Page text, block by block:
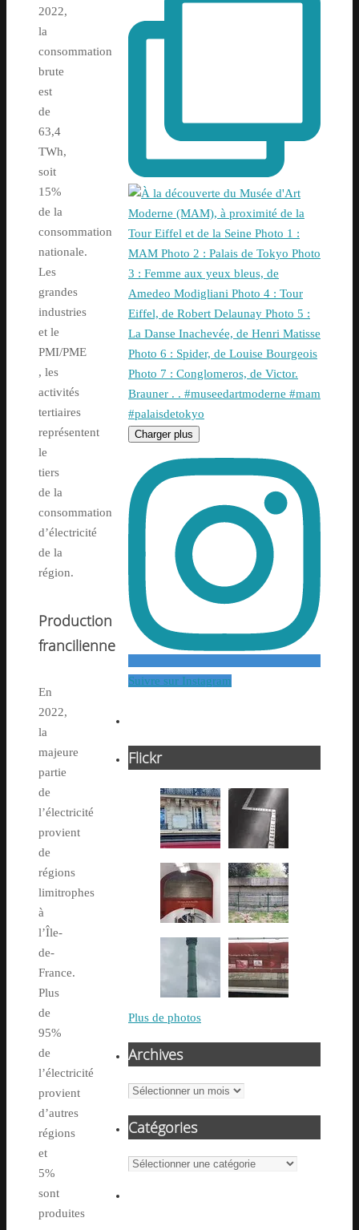
2022,
la
consommation
brute
est
de
63,4
TWh,
soit
15%
de la
consommation
nationale.
Les
grandes
industries
et le
PMI/PME
, les
activités
tertiaires
représentent
le
tiers
de la
consommation
d’électricité
de la
région.
Production
francilienne
En
2022,
la
majeure
partie
de
l’électricité
provient
de
régions
limitrophes
à
l’Île-
de-
France.
Plus
de
95%
de
l’électricité
provient
d’autres
régions
et
5%
sont
produites
Charger plus
Suivre sur Instagram
Flickr
Plus de photos
Archives
Archives
Catégories
Catégories